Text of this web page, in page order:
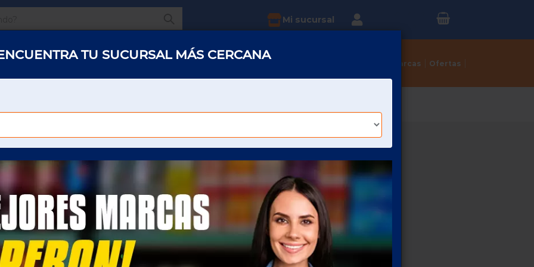
¿Qué estas buscando? Mi sucursal
Marcas Ofertas
LIMPIADOR CLORALEX MASCOTAS
950 ML
Para poder ver el precio sera necesario que
inicie sesión
TU SUCURSAL MÁS CERCANA